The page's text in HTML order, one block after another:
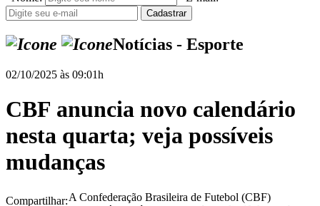
Notícias - Esporte
02/10/2025 às 09:01h
CBF anuncia novo calendário
nesta quarta; veja possíveis
mudanças
Compartilhar:A Confederação Brasileira de Futebol (CBF)